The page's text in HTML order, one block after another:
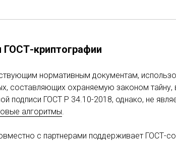
ГОСТ-криптографии
нормативным документам,
составляющих охраняемую законом
подписи ГОСТ Р 34.10-2018, однако, не
алгоритмы.
с партнерами поддерживает ГОСТ-